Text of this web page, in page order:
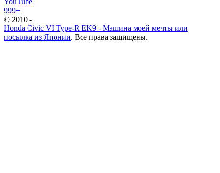
YouTube
999+
© 2010 -
Honda Civic VI Type-R EK9 - Машина моей мечты или
посылка из Японии. Все права защищены.